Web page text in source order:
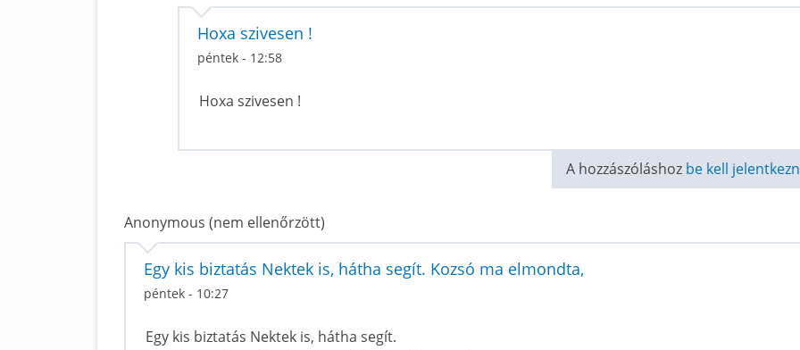
Hoxa szivesen !
péntek - 12:58
Hoxa szivesen !
A hozzászóláshoz be kell
Anonymous (nem ellenőrzött)
Egy kis biztatás Nektek is, hátha segít. Kozsó ma elmondta,
péntek - 10:27
Egy kis biztatás Nektek is, hátha segít.